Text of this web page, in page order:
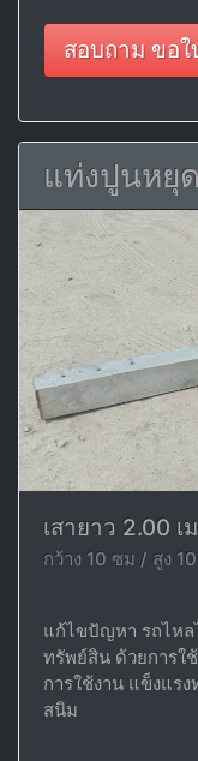
สอบถาม ขอใ
แท่งปูนหยุ
เสายาว 2.00
กว้าง 10 ซม / สูง
แก้ไขปัญหา รถไหล
ทรัพย์สิน ด้วยการใ
การใช้งาน แข็งแร
สนิม